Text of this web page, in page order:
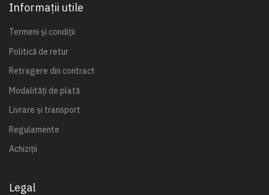
Informații utile
Termeni și condiții
Politică de retur
Retragere din contract
Modalități de plată
Livrare și transport
Regulamente
Achiziții
Legal